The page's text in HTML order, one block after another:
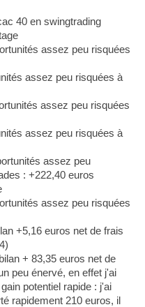
40 en swingtrading
assez peu risquées
assez peu risquées à
assez peu risquées
assez peu risquées à
assez peu
: +222,40 euros
assez peu risquées
+5,16 euros net de frais
+ 83,35 euros net de
peu énervé, en effet j'ai
potentiel rapide : j'ai
rapidement 210 euros, il